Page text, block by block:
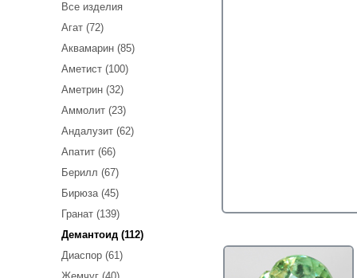
Все изделия
Агат (72)
Аквамарин (85)
Аметист (100)
Аметрин (32)
Аммолит (23)
Андалузит (62)
Апатит (66)
Берилл (67)
Бирюза (45)
Гранат (139)
Демантоид (112)
Диаспор (61)